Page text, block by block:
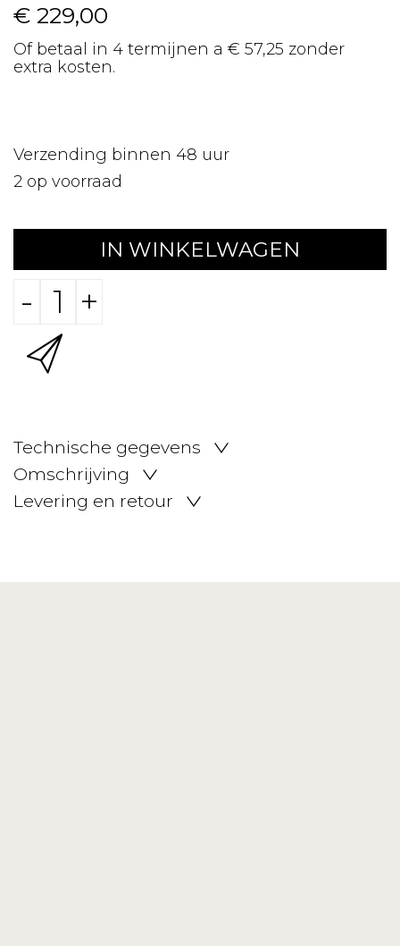
€ 229,00
Of betaal in 4 termijnen a € 57,25 zonder
extra kosten.
Verzending binnen 48 uur
2 op voorraad
IN WINKELWAGEN
- +
Technische gegevens
Omschrijving
Levering en retour